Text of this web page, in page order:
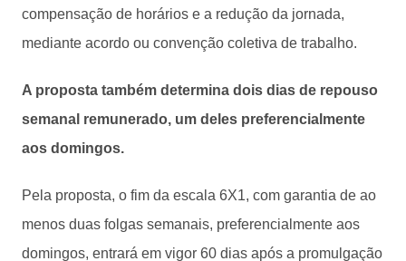
compensação de horários e a redução da jornada,
mediante acordo ou convenção coletiva de trabalho.
A proposta também determina dois dias de repouso
semanal remunerado, um deles preferencialmente
aos domingos.
Pela proposta, o fim da escala 6X1, com garantia de ao
menos duas folgas semanais, preferencialmente aos
domingos, entrará em vigor 60 dias após a promulgação